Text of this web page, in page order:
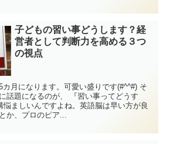
子どもの習い事どうします？経
営者として判断力を高める３つ
の視点
月になります。可愛い盛りです(#^^#) そ
話題になるのが、 『習い事ってどうす
悩ましいんですよね。英語脳は早い方が良
か、プロのピア...